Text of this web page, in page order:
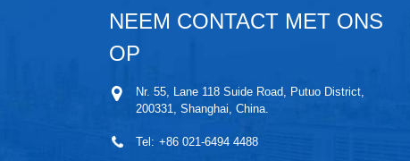
NEEM CONTACT MET ONS
OP
Nr. 55, Lane 118 Suide Road, Putuo District,
200331, Shanghai, China.
Tel: +86 021-6494 4488